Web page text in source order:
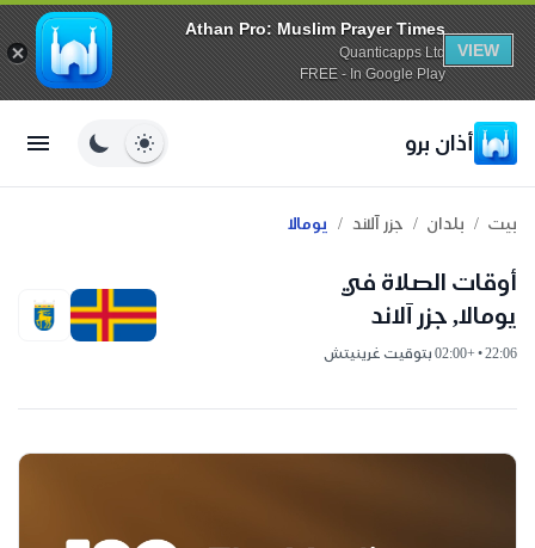
Athan Pro: Muslim Prayer Times
Quanticapps Ltd
FREE - In Google Play
VIEW
أذان برو
بيت / بلدان / جزر آلاند / يومالا
أوقات الصلاة في
يومالا, جزر آلاند
22:06 • +02:00 بتوقيت غرينيتش